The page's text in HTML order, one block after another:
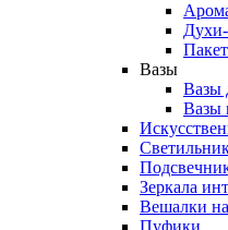
Вазы
Вазы
Вазы
Зеркала
Вешалки
Пуфики